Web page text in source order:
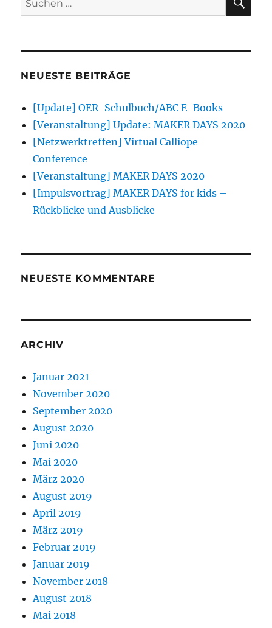
nach:
NEUESTE BEITRÄGE
[Update] OER-Schulbuch/ABC E-Books
[Veranstaltung] Update: MAKER DAYS 2020
[Netzwerktreffen] Virtual Calliope
Conference
[Veranstaltung] MAKER DAYS 2020
[Impulsvortrag] MAKER DAYS for kids –
Rückblicke und Ausblicke
NEUESTE KOMMENTARE
ARCHIV
Januar 2021
November 2020
September 2020
August 2020
Juni 2020
Mai 2020
März 2020
August 2019
April 2019
März 2019
Februar 2019
Januar 2019
November 2018
August 2018
Mai 2018